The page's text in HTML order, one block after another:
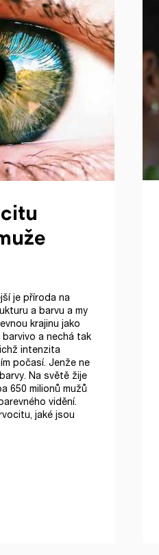
je příroda na
a barvu a my
krajinu jako
a nechá tak
intenzita
počasí. Jenže ne
Na světě žije
650 milionů mužů
vidění.
jaké jsou